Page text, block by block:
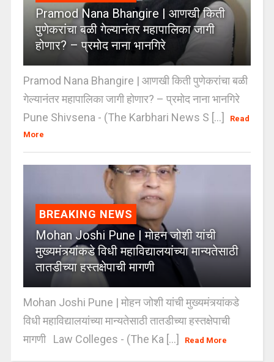
Pramod Nana Bhangire | आणखी किती
पुणेकरांचा बळी गेल्यानंतर महापालिका जागी
होणार? – प्रमोद नाना भानगिरे
Pramod Nana Bhangire | आणखी किती पुणेकरांचा बळी
गेल्यानंतर महापालिका जागी होणार? – प्रमोद नाना भानगिरे
Pune Shivsena - (The Karbhari News S [...]
Read
More
BREAKING NEWS
Mohan Joshi Pune | मोहन जोशी यांची
मुख्यमंत्र्यांकडे विधी महाविद्यालयांच्या मान्यतेसाठी
तातडीच्या हस्तक्षेपाची मागणी
Mohan Joshi Pune | मोहन जोशी यांची मुख्यमंत्र्यांकडे
विधी महाविद्यालयांच्या मान्यतेसाठी तातडीच्या हस्तक्षेपाची
मागणी Law Colleges - (The Ka [...]
Read More